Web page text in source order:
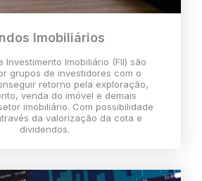
Imobiliários
Investimento Imobiliário (FII) são
grupos de investidores com o
retorno pela exploração,
venda do imóvel e demais
imobiliário. Com possibilidade
da valorização da cota e
dividendos.